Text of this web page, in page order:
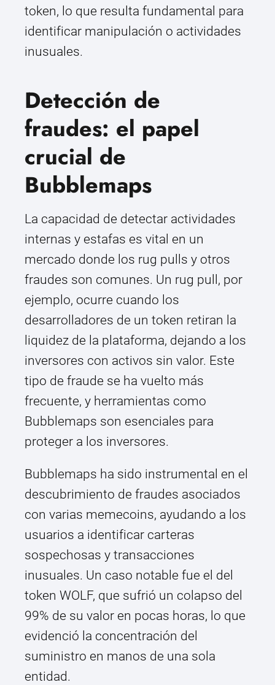
token, lo que resulta fundamental para
identificar manipulación o actividades
inusuales.
Detección de
fraudes: el papel
crucial de
Bubblemaps
La capacidad de detectar actividades
internas y estafas es vital en un
mercado donde los rug pulls y otros
fraudes son comunes. Un rug pull, por
ejemplo, ocurre cuando los
desarrolladores de un token retiran la
liquidez de la plataforma, dejando a los
inversores con activos sin valor. Este
tipo de fraude se ha vuelto más
frecuente, y herramientas como
Bubblemaps son esenciales para
proteger a los inversores.
Bubblemaps ha sido instrumental en el
descubrimiento de fraudes asociados
con varias memecoins, ayudando a los
usuarios a identificar carteras
sospechosas y transacciones
inusuales. Un caso notable fue el del
token WOLF, que sufrió un colapso del
99% de su valor en pocas horas, lo que
evidenció la concentración del
suministro en manos de una sola
entidad.